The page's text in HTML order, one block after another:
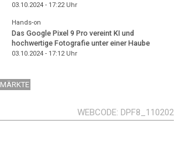
03.10.2024 - 17:22Uhr
Hands-on
Das Google Pixel 9 Pro vereint KI und
hochwertige Fotografie unter einer Haube
03.10.2024 - 17:12Uhr
MÄRKTE
WEBCODE DPF8_110202